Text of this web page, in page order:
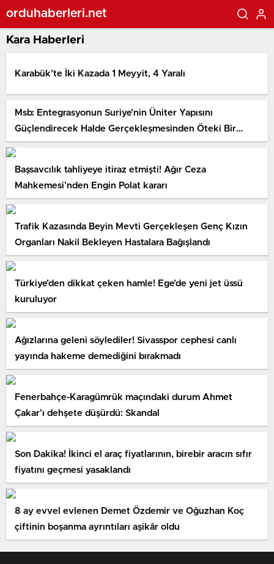
orduhaberleri.net
Kara Haberleri
Karabük’te İki Kazada 1 Meyyit, 4 Yaralı
Msb: Entegrasyonun Suriye’nin Üniter Yapısını
Güçlendirecek Halde Gerçekleşmesinden Öteki Bir
İhtimal Yok
Başsavcılık tahliyeye itiraz etmişti! Ağır Ceza
Mahkemesi’nden Engin Polat kararı
Trafik Kazasında Beyin Mevti Gerçekleşen Genç Kızın
Organları Nakil Bekleyen Hastalara Bağışlandı
Türkiye’den dikkat çeken hamle! Ege’de yeni jet üssü
kuruluyor
Ağızlarına geleni söylediler! Sivasspor cephesi canlı
yayında hakeme demediğini bırakmadı
Fenerbahçe-Karagümrük maçındaki durum Ahmet
Çakar’ı dehşete düşürdü: Skandal
Son Dakika! İkinci el araç fiyatlarının, birebir aracın sıfır
fiyatını geçmesi yasaklandı
8 ay evvel evlenen Demet Özdemir ve Oğuzhan Koç
çiftinin boşanma ayrıntıları aşikâr oldu